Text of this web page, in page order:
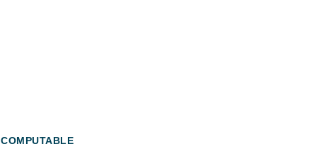
COMPUTABLE